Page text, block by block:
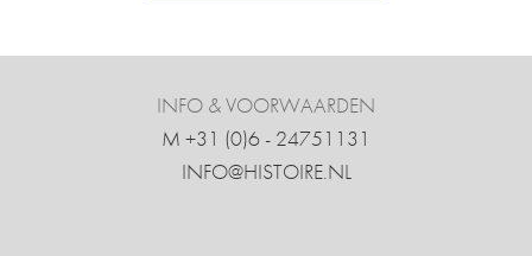
INFO & VOORWAARDEN
M +31 ‍(0)6 - 24751131
INFO@HISTOIRE.NL